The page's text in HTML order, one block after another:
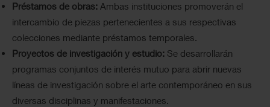
Préstamos de obras: Ambas instituciones promoverán el
intercambio de piezas pertenecientes a sus respectivas
colecciones mediante préstamos temporales.
Proyectos de investigación y estudio: Se desarrollarán
programas conjuntos de interés mutuo para abrir nuevas
líneas de investigación sobre el arte contemporáneo en sus
diversas disciplinas y manifestaciones.